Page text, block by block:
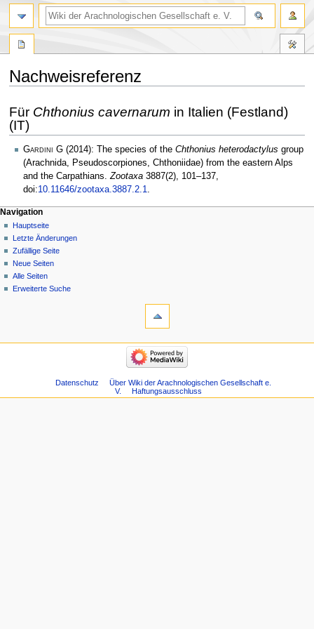
Nachweisreferenz
Navigation
springen
Suche
springen
Für Chthonius cavernarum in Italien (Festland)
(IT)
Gardini G (2014): The species of the Chthonius heterodactylus group
(Arachnida, Pseudoscorpiones, Chthoniidae) from the eastern Alps
and the Carpathians.Zootaxa 3887(2), 101–137,
doi:10.11646/zootaxa.3887.2.1.
Navigation
Hauptseite
Letzte Änderungen
Zufällige Seite
Neue Seiten
Alle Seiten
Erweiterte Suche
Datenschutz
Über Wiki der Arachnologischen Gesellschaft e.
V.
Haftungsausschluss